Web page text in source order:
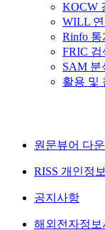
KOCW
WILL
Rinfo
FRIC
SAM 분
활용 및
원문뷰어 다
RISS 개인정
공지사항
해외전자정보